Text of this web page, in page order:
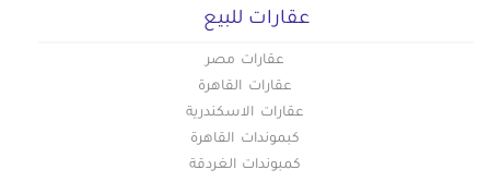
عقارات للبيع
عقارات مصر
عقارات القاهرة
عقارات الاسكندرية
كبموندات القاهرة
كمبوندات الغردقة